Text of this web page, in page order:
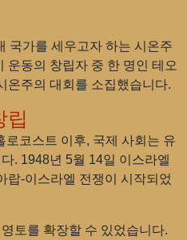
국가를 세우고자 하는 시온주
운동의 창립자 중 한 명인 테오
온주의 대회를 소집했습니다.
립
코스트 이후, 국제 사회는 유
. 1948년 5월 14일 이스라엘
랍-이스라엘 전쟁이 시작되었
토를 확장할 수 있었습니다.